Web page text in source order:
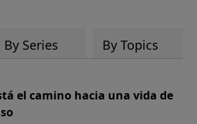
By Series By Topics
el camino hacia una vida de